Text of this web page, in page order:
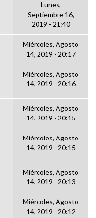
Lunes,
Septiembre 16,
2019 - 21:40
Miércoles, Agosto
14, 2019 - 20:17
Miércoles, Agosto
14, 2019 - 20:16
Miércoles, Agosto
14, 2019 - 20:15
Miércoles, Agosto
14, 2019 - 20:15
Miércoles, Agosto
14, 2019 - 20:13
Miércoles, Agosto
14, 2019 - 20:12